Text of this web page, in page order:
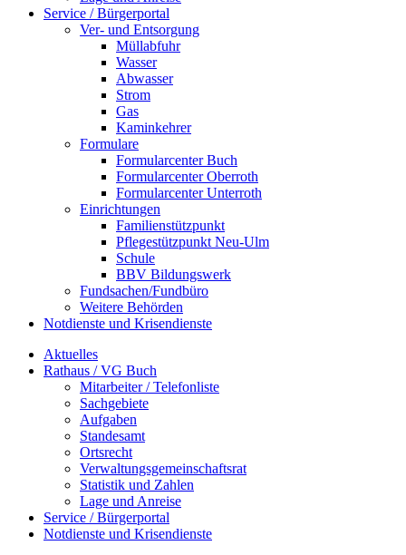
Service / Bürgerportal
Ver- und Entsorgung
Müllabfuhr
Wasser
Abwasser
Strom
Gas
Kaminkehrer
Formulare
Formularcenter Buch
Formularcenter Oberroth
Formularcenter Unterroth
Einrichtungen
Familienstützpunkt
Pflegestützpunkt Neu-Ulm
Schule
BBV Bildungswerk
Fundsachen/Fundbüro
Weitere Behörden
Notdienste und Krisendienste
Aktuelles
Rathaus / VG Buch
Mitarbeiter / Telefonliste
Sachgebiete
Aufgaben
Standesamt
Ortsrecht
Verwaltungsgemeinschaftsrat
Statistik und Zahlen
Lage und Anreise
Service / Bürgerportal
Notdienste und Krisendienste